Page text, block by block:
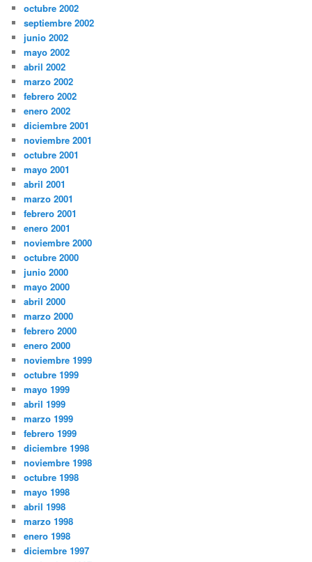
octubre 2002
septiembre 2002
junio 2002
mayo 2002
abril 2002
marzo 2002
febrero 2002
enero 2002
diciembre 2001
noviembre 2001
octubre 2001
mayo 2001
abril 2001
marzo 2001
febrero 2001
enero 2001
noviembre 2000
octubre 2000
junio 2000
mayo 2000
abril 2000
marzo 2000
febrero 2000
enero 2000
noviembre 1999
octubre 1999
mayo 1999
abril 1999
marzo 1999
febrero 1999
diciembre 1998
noviembre 1998
octubre 1998
mayo 1998
abril 1998
marzo 1998
enero 1998
diciembre 1997